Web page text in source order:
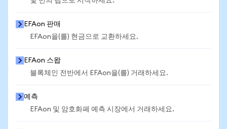
EFAon 판매
EFAon을(를) 현금으로 교환하세요.
EFAon 스왑
블록체인 전반에서 EFAon을(를) 거래하세요.
예측
EFAon 및 암호화폐 예측 시장에서 거래하세요.